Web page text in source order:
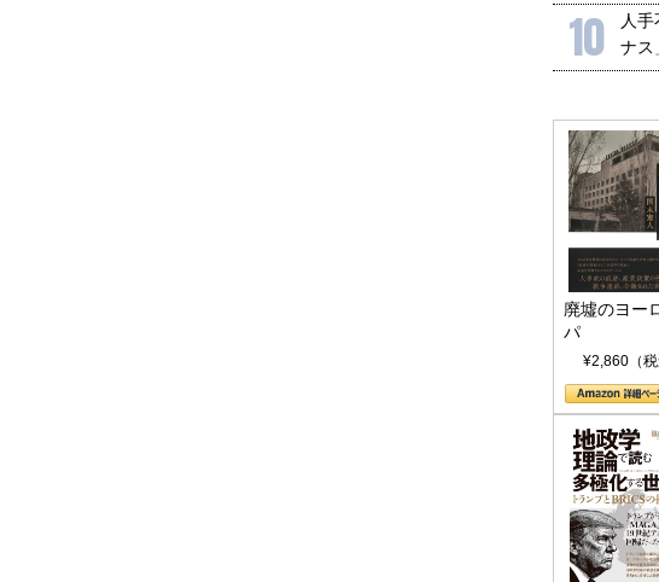
10
人
ナス
廃墟のヨー
パ
¥2,860（税